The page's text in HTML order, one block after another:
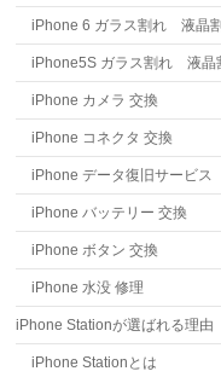
iPhone 6 ガラス割れ 液晶
iPhone5S ガラス割れ 液晶
iPhone カメラ 交換
iPhone コネクタ 交換
iPhone データ復旧サービス
iPhone バッテリー 交換
iPhone ボタン 交換
iPhone 水没 修理
iPhone Stationが選ばれる理由
iPhone Stationとは